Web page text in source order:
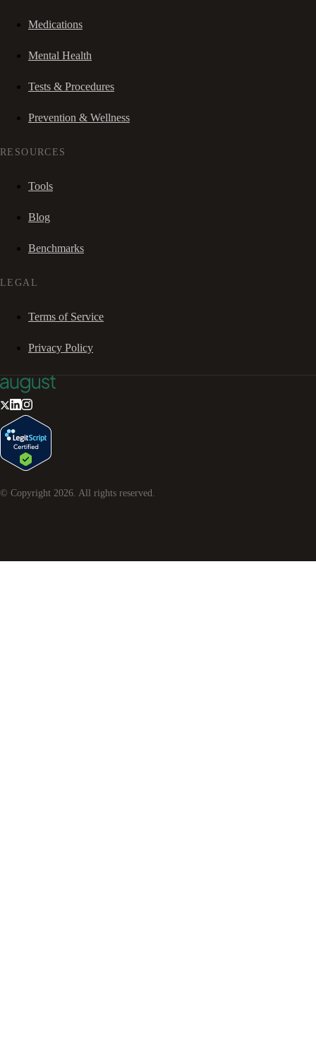
Medications
Mental Health
Tests & Procedures
Prevention & Wellness
RESOURCES
Tools
Blog
Benchmarks
LEGAL
Terms of Service
Privacy Policy
© Copyright 2026 . All rights reserved.